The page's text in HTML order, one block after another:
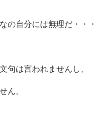
の自分には無理だ・・・
句は言われませんし、
ん。